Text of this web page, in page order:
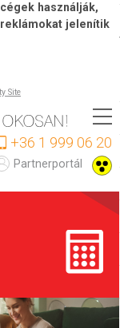
használják,
jelenítik
Site
+36 1 999 06 20
Partnerportál